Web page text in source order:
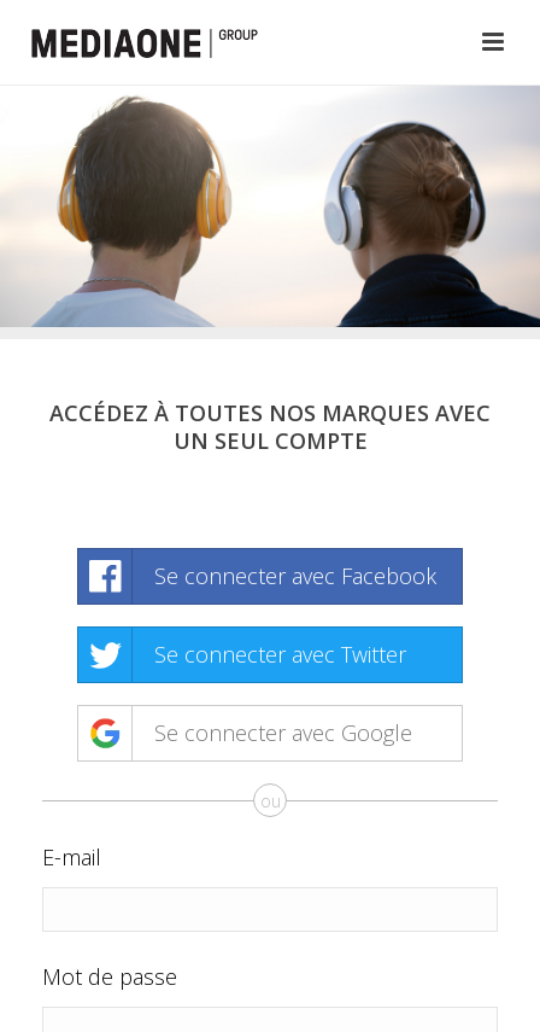
ACCÉDEZ À TOUTES NOS MARQUES AVEC
UN SEUL COMPTE
Se connecter avec Facebook
Se connecter avec Twitter
Se connecter avec Google
ou
E-mail
Mot de passe